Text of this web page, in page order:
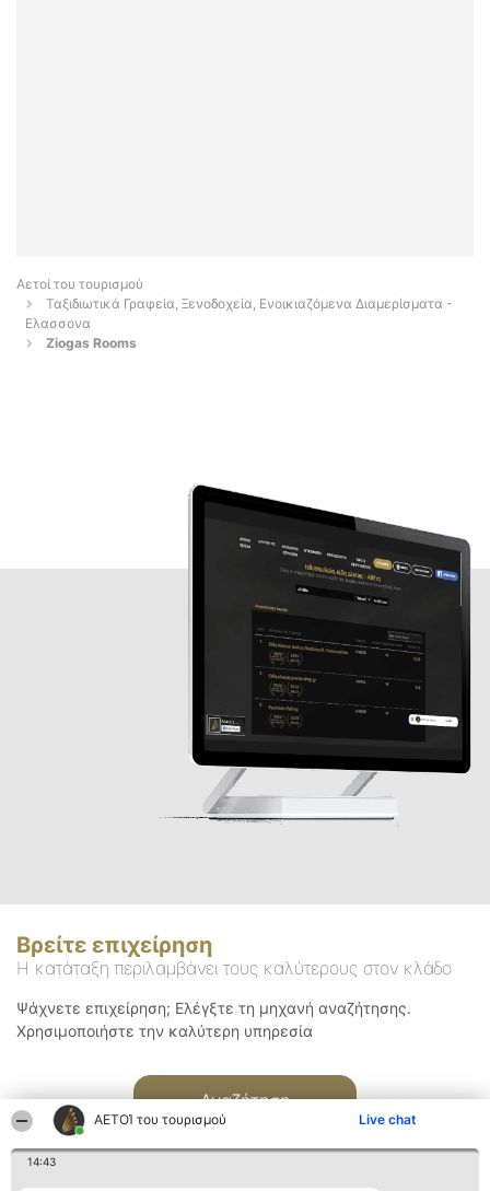
ΑΕΤΟΊ του τουρισμού Live chat
14:43
Αετοί του τουρισμού
Ταξιδιωτικά Γραφεία, Ξενοδοχεία, Ενοικιαζόμενα Διαμερίσματα -
Ελασσονα
Ziogas Rooms
Βρείτε επιχείρηση
Η κατάταξη περιλαμβάνει τους καλύτερους στον κλάδο
Ψάχνετε επιχείρηση; Ελέγξτε τη μηχανή αναζήτησης.
Χρησιμοποιήστε την καλύτερη υπηρεσία
Αναζήτηση